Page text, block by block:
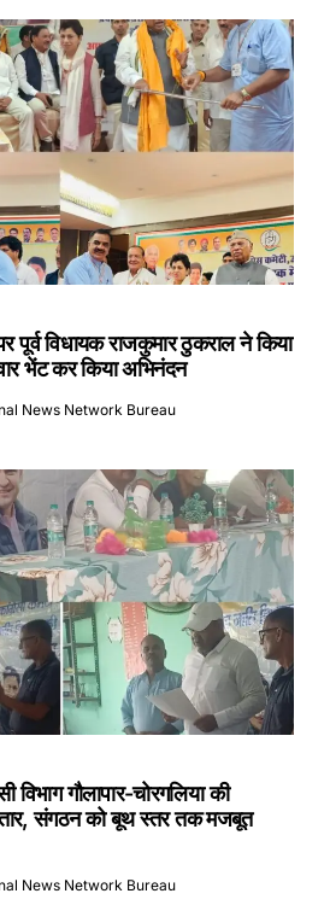
विधायक राजकुमार ठुकराल ने किया
भेंट कर किया अभिनंदन
News Network Bureau
गौलापार-चोरगलिया की
संगठन को बूथ स्तर तक मजबूत
News Network Bureau